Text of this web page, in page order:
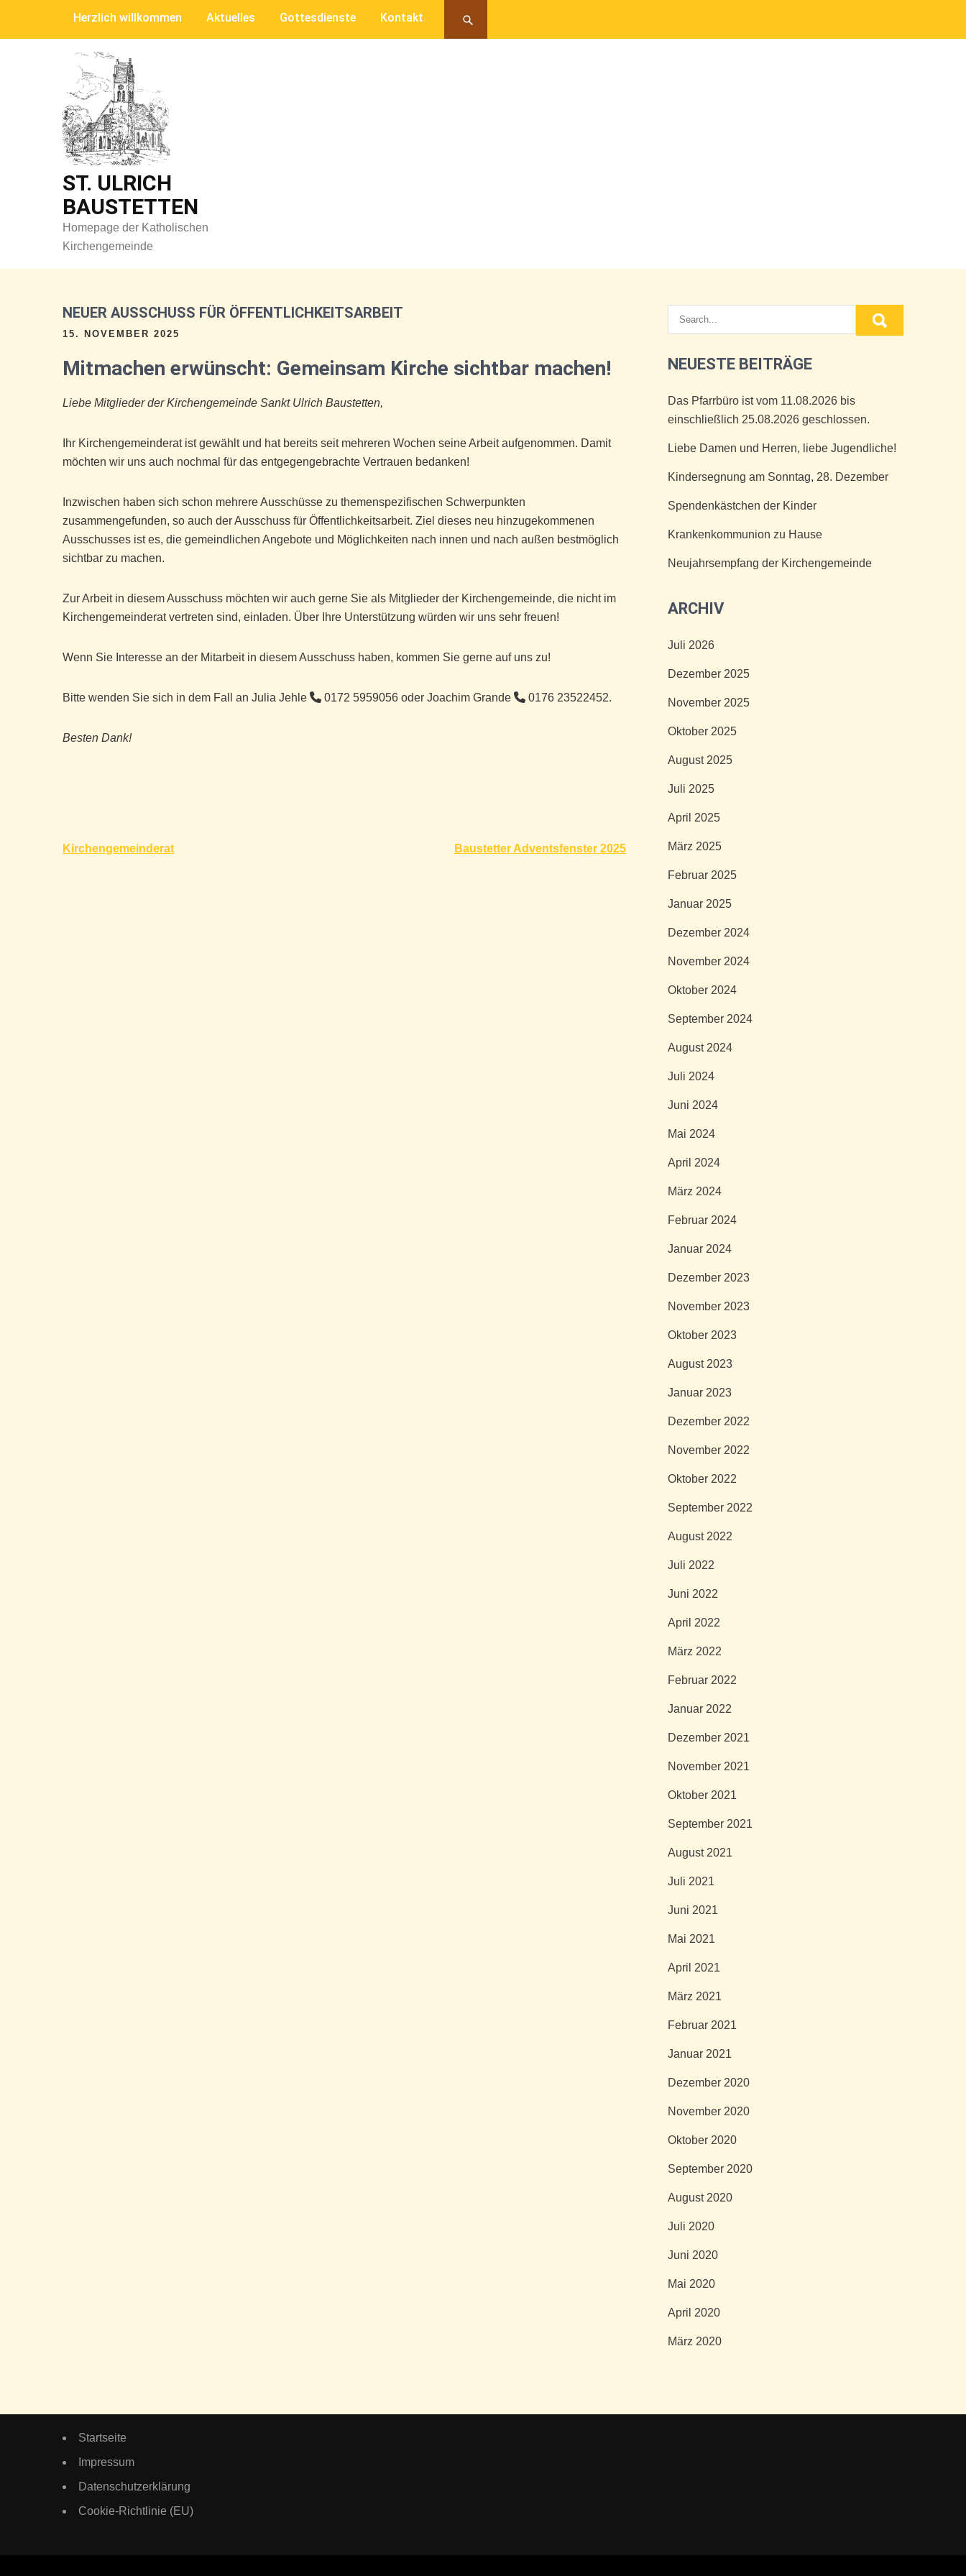
Herzlich willkommen Aktuelles Gottesdienste Kontakt
ST. ULRICH
BAUSTETTEN
Homepage der Katholischen
Kirchengemeinde
NEUER AUSSCHUSS FÜR ÖFFENTLICHKEITSARBEIT
15. NOVEMBER 2025
Mitmachen erwünscht: Gemeinsam Kirche sichtbar machen!
Liebe Mitglieder der Kirchengemeinde Sankt Ulrich Baustetten,
Ihr Kirchengemeinderat ist gewählt und hat bereits seit mehreren Wochen seine Arbeit aufgenommen. Damit
möchten wir uns auch nochmal für das entgegengebrachte Vertrauen bedanken!
Inzwischen haben sich schon mehrere Ausschüsse zu themenspezifischen Schwerpunkten
zusammengefunden, so auch der Ausschuss für Öffentlichkeitsarbeit. Ziel dieses neu hinzugekommenen
Ausschusses ist es, die gemeindlichen Angebote und Möglichkeiten nach innen und nach außen bestmöglich
sichtbar zu machen.
Zur Arbeit in diesem Ausschuss möchten wir auch gerne Sie als Mitglieder der Kirchengemeinde, die nicht im
Kirchengemeinderat vertreten sind, einladen. Über Ihre Unterstützung würden wir uns sehr freuen!
Wenn Sie Interesse an der Mitarbeit in diesem Ausschuss haben, kommen Sie gerne auf uns zu!
Bitte wenden Sie sich in dem Fall an Julia Jehle 0172 5959056 oder Joachim Grande 0176 23522452.
Besten Dank!
Beitragsnavigation
Kirchengemeinderat Baustetter Adventsfenster 2025
NEUESTE BEITRÄGE
Das Pfarrbüro ist vom 11.08.2026 bis
einschließlich 25.08.2026 geschlossen.
Liebe Damen und Herren, liebe Jugendliche!
Kindersegnung am Sonntag, 28. Dezember
Spendenkästchen der Kinder
Krankenkommunion zu Hause
Neujahrsempfang der Kirchengemeinde
ARCHIV
Juli 2026
Dezember 2025
November 2025
Oktober 2025
August 2025
Juli 2025
April 2025
März 2025
Februar 2025
Januar 2025
Dezember 2024
November 2024
Oktober 2024
September 2024
August 2024
Juli 2024
Juni 2024
Mai 2024
April 2024
März 2024
Februar 2024
Januar 2024
Dezember 2023
November 2023
Oktober 2023
August 2023
Januar 2023
Dezember 2022
November 2022
Oktober 2022
September 2022
August 2022
Juli 2022
Juni 2022
April 2022
März 2022
Februar 2022
Januar 2022
Dezember 2021
November 2021
Oktober 2021
September 2021
August 2021
Juli 2021
Juni 2021
Mai 2021
April 2021
März 2021
Februar 2021
Januar 2021
Dezember 2020
November 2020
Oktober 2020
September 2020
August 2020
Juli 2020
Juni 2020
Mai 2020
April 2020
März 2020
Startseite
Impressum
Datenschutzerklärung
Cookie-Richtlinie (EU)